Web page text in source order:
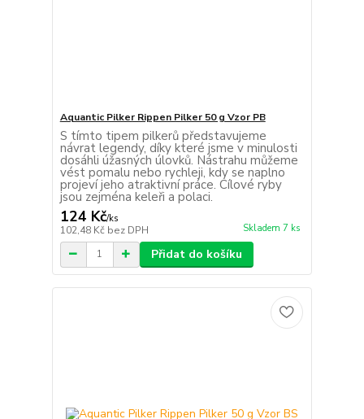
Aquantic Pilker Rippen Pilker 50 g Vzor PB
S tímto tipem pilkerů představujeme
návrat legendy, díky které jsme v minulosti
dosáhli úžasných úlovků. Nástrahu můžeme
vést pomalu nebo rychleji, kdy se naplno
projeví jeho atraktivní práce. Cílové ryby
jsou zejména keleři a polaci.
124 Kč/ks
102,48 Kč bez DPH Skladem 7 ks
Přidat do košíku